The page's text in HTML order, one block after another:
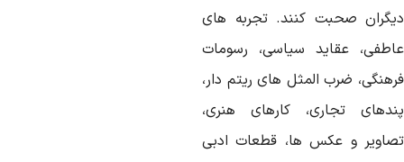
صحبت کنند. تجربه
های
عقاید سیاسی،رسومات
ضرب المثل های ریتم دار،
تجاری، کارهای
هنری،
و عکس ها، قطعات
ادبی